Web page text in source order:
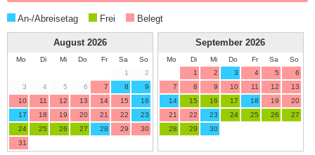
An-/Abreisetag Frei Belegt
August 2026
Mo Di Mi Do Fr Sa
So
1
2
3
4 5 6 7 8
9
10
11 12 13 14 15
16
17
18 19 20 21 22
23
24
25 26 27 28 29
30
31
September 2026
Mo Di Mi Do Fr Sa
So
1
2 3 4 5
6
7
8 9 10 11 12
13
14
15 16 17 18 19
20
21
22 23 24 25 26
27
28
29 30